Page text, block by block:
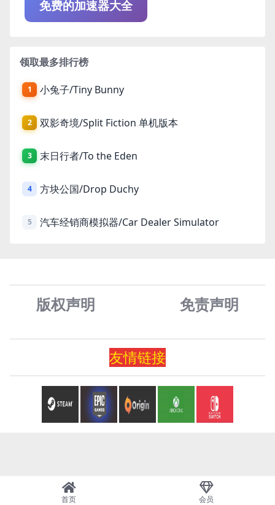
免费的加速器大全
领取最多排行榜
1 小兔子/Tiny Bunny
2 双影奇境/Split Fiction 单机版本
3 末日行者/To the Eden
4 方块公国/Drop Duchy
5 汽车经销商模拟器/Car Dealer Simulator
版权声明 免责声明
友情链接
首页 会员